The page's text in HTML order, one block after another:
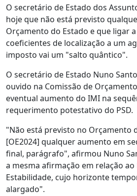
O secretário de Estado dos
hoje que não está previsto
Orçamento do Estado e que ligar
coeficientes de localização a um
imposto vai um "salto quântico".
O secretário de Estado Nuno
ouvido na Comissão de
eventual aumento do IMI na
requerimento potestativo do PSD.
"Não está previsto no Orçamento
[OE2024] qualquer aumento em
final, parágrafo", afirmou Nuno
a mesma afirmação em relação
Estabilidade, cujo horizonte
alargado".